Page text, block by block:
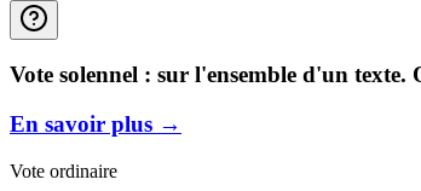
Vote solennel : sur l'ensemble d'un
En savoir plus →
Vote ordinaire